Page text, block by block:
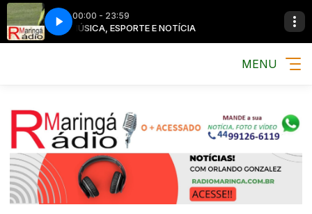
00:00 - 23:59
MÚSICA, ESPORTE E NOTÍCIA
MENU